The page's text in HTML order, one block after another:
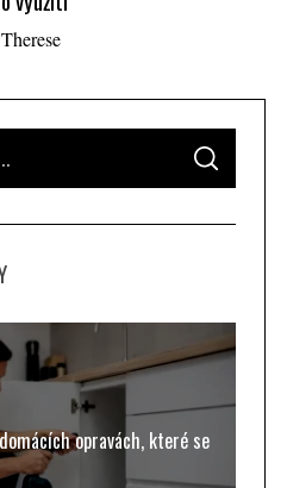
Therese
S
A
C
opravách, které se